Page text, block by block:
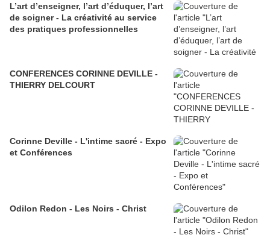
L’art d’enseigner, l’art d’éduquer, l’art
de soigner - La créativité au service
des pratiques professionnelles
CONFERENCES CORINNE DEVILLE -
THIERRY DELCOURT
Corinne Deville - L'intime sacré - Expo
et Conférences
Odilon Redon - Les Noirs - Christ